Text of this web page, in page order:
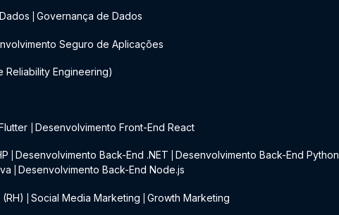
Governança de Dados
Seguro de Aplicações
Reliability Engineering)
Desenvolvimento Front-End React
Desenvolvimento Back-End .NET Desenvolvimento Back-End Python
Desenvolvimento Back-End Node.js
Social Media Marketing Growth Marketing